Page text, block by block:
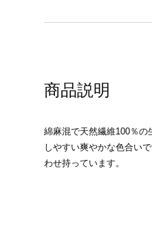
商品説明
綿麻混で天然繊維100％
しやすい爽やかな色合い
わせ持っています。